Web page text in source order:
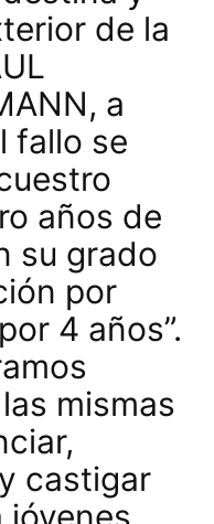
de la
a
fallo se
años de
su grado
por
4 años”.
mismas
castigar